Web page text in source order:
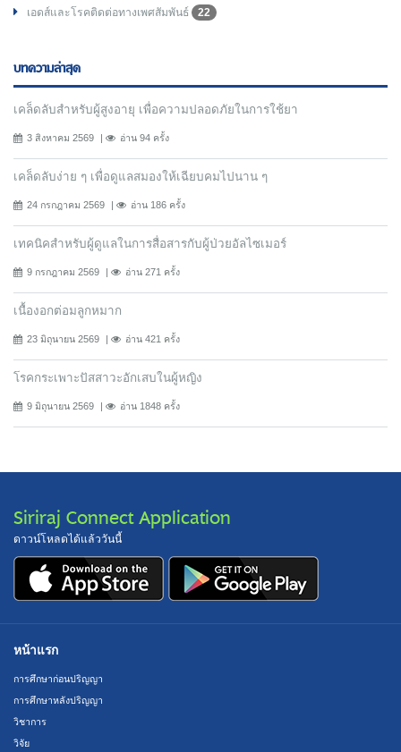
เอดส์และโรคติดต่อทางเพศสัมพันธ์
22
บทความล่าสุด
เคล็ดลับสำหรับผู้สูงอายุ เพื่อความปลอดภัยในการใช้ยา
3 สิงหาคม 2569 อ่าน 94 ครั้ง
เคล็ดลับง่าย ๆ เพื่อดูแลสมองให้เฉียบคมไปนาน ๆ
24 กรกฎาคม 2569 อ่าน 186 ครั้ง
เทคนิคสำหรับผู้ดูแลในการสื่อสารกับผู้ป่วยอัลไซเมอร์
9 กรกฎาคม 2569 อ่าน 271 ครั้ง
เนื้องอกต่อมลูกหมาก
23 มิถุนายน 2569 อ่าน 421 ครั้ง
โรคกระเพาะปัสสาวะอักเสบในผู้หญิง
9 มิถุนายน 2569 อ่าน 1848 ครั้ง
Siriraj Connect Application
ดาวน์โหลดได้แล้ววันนี้
หน้าแรก
การศึกษาก่อนปริญญา
การศึกษาหลังปริญญา
วิชาการ
วิจัย